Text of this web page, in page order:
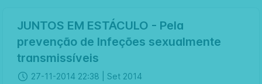
JUNTOS EM ESTÁCULO - Pela
prevenção de Infeções sexualmente
transmissíveis
27-11-2014 22:38 | Set 2014